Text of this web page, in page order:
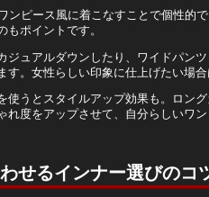
ンピース風に着こなすことで個性的
ポイントです。
ジュアルダウンしたり、ワイドパン
す。女性らしい印象に仕上げたい場
使うとスタイルアップ効果も。ロン
れ度をアップさせて、自分らしいワ
せるインナー選びのコ